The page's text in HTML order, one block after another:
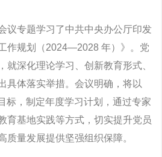
议专题学习了中共中央办公厅印发
作规划（2024—2028 年）》。党
就深化理论学习、创新教育形式、
具体落实举措。会议明确，将以
标，制定年度学习计划，通过专家
育基地实践等方式，切实提升党员
质量发展提供坚强组织保障。